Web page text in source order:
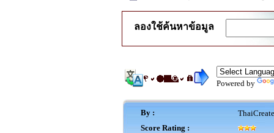
ลองใช้ค้นหาข้อมูล
Powered by
By :
Score Rating :